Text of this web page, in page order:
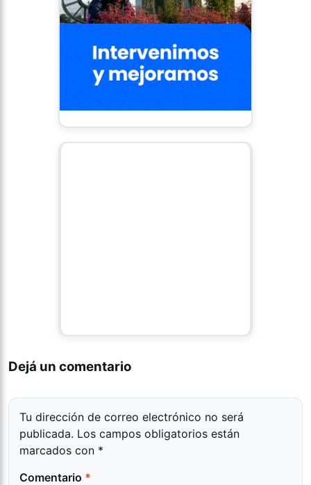
Dejá un comentario
Tu dirección de correo electrónico no será
publicada. Los campos obligatorios están
marcados con *
Comentario *